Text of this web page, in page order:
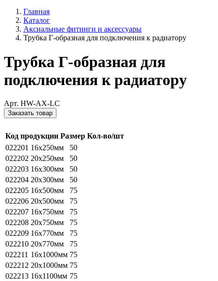
Главная
Каталог
Аксиальные фитинги и аксессуары
Трубка Г-образная для подключения к радиатору
Трубка Г-образная для
подключения к радиатору
Арт. HW-AX-LC
Заказать товар
Код продукции Размер Кол-во/шт
022201 16х250мм
50
022202 20х250мм
50
022203 16х300мм
50
022204 20х300мм
50
022205 16х500мм
75
022206 20х500мм
75
022207 16х750мм
75
022208 20х750мм
75
022209 16х770мм
75
022210 20х770мм
75
022211 16х1000мм 75
022212 20х1000мм 75
022213 16х1100мм 75